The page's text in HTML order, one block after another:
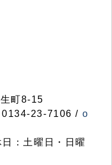
町8-15
23-7106 / o
：土曜日・日曜